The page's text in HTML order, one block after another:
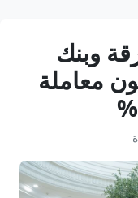
وبنك
52 مليون معاملة